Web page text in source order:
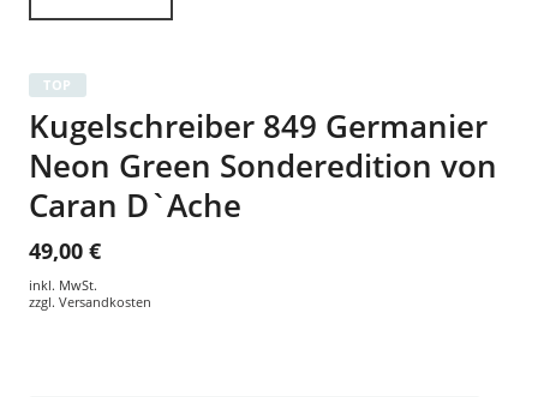
TOP
Kugelschreiber 849 Germanier
Neon Green Sonderedition von
Caran D`Ache
49,00 €
inkl. MwSt.
zzgl. Versandkosten